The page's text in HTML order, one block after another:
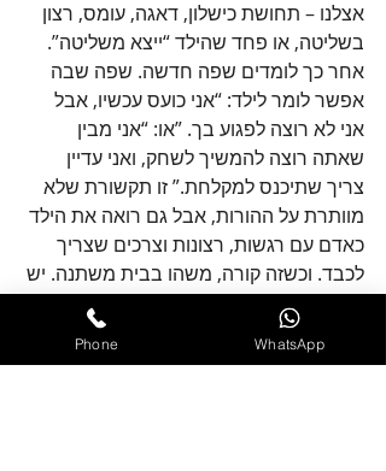
אצלנו – תחושת כישלון, דאגה, עומס, רצון
בשליטה, או פחד שהילד “ייצא משליטה”.
אחר כך לומדים שפה חדשה. שפה שבה
אפשר לומר לילד: “אני כועס עכשיו, אבל
אני לא רוצה לפגוע בך. ”או: “אני מבין
שאתה רוצה להמשיך לשחק, ואני עדיין
צריך שתיכנס למקלחת.” זו תקשורת שלא
מוותרת על ההורות, אבל גם רואה את הילד
כאדם עם רגשות, רצונות וצרכים שצריך
לכבד. וכשזה קורה, משהו בבית משתנה. יש
עדיין גבולות. יש עדיין סמכות הורית. אבל
יש פחות צעקות, פחות פחד, פחות אשמה.
והילדים לומדים מאיתנו משהו חשוב מאוד:
Phone WhatsApp